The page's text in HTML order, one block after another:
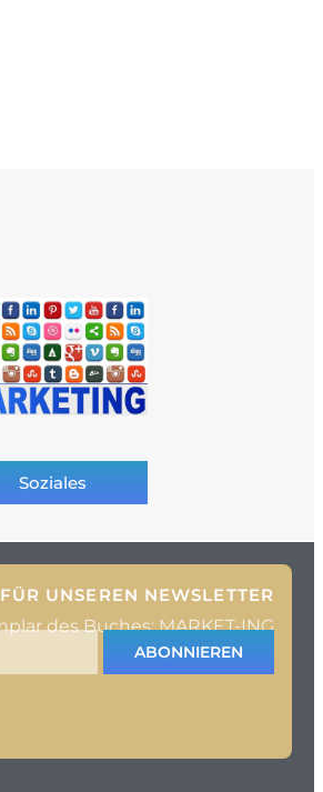
Soziales
UNSEREN NEWSLETTER
des Buches: MARKET-ING
ABONNIEREN